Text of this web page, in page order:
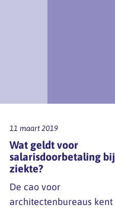
11 maart 2019
Wat geldt voor
salarisdoorbetaling bij
ziekte?
De cao voor
architectenbureaus kent